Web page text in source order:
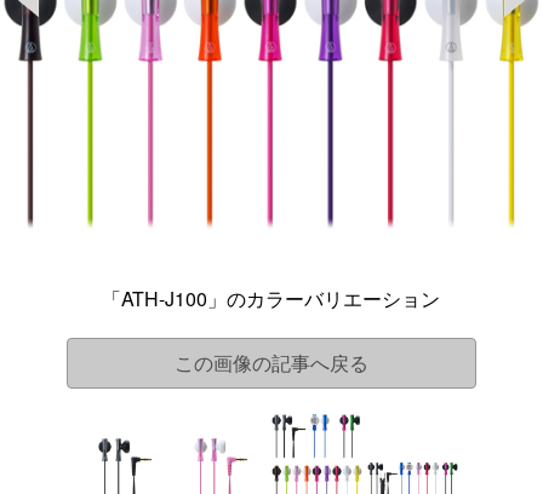
「ATH-J100」のカラーバリエーション
この画像の記事へ戻る